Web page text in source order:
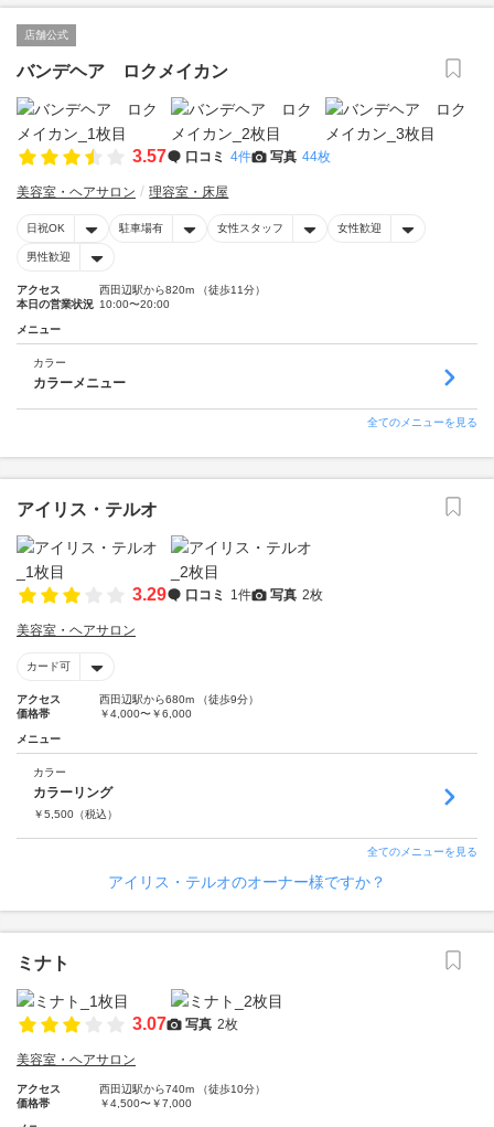
店舗公式
バンデヘア ロクメイカン
3.57 口コミ 4件 写真 44枚
美容室・ヘアサロン 理容室・床屋
日祝OK 駐車場有 女性スタッフ 女性歓迎
男性歓迎
アクセス
西田辺駅から820m （徒歩11分）
本日の営業状況 10:00〜20:00
メニュー
カラー
カラーメニュー
全てのメニューを見る
アイリス・テルオ
3.29 口コミ 1件 写真 2枚
美容室・ヘアサロン
カード可
アクセス
西田辺駅から680m （徒歩9分）
価格帯
￥4,000〜￥6,000
メニュー
カラー
カラーリング
￥5,500 （税込）
全てのメニューを見る
アイリス・テルオのオーナー様ですか？
ミナト
3.07 写真 2枚
美容室・ヘアサロン
アクセス
西田辺駅から740m （徒歩10分）
価格帯
￥4,500〜￥7,000